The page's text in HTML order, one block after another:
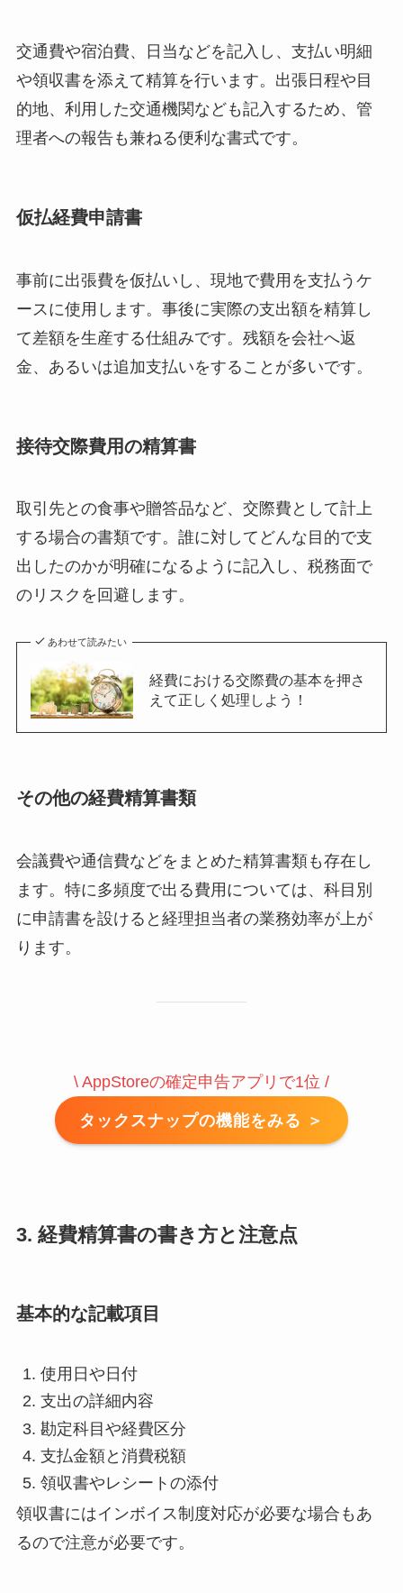
交通費や宿泊費、日当などを記入し、支払い明細
や領収書を添えて精算を行います。出張日程や目
的地、利用した交通機関なども記入するため、管
理者への報告も兼ねる便利な書式です。
仮払経費申請書
事前に出張費を仮払いし、現地で費用を支払うケ
ースに使用します。事後に実際の支出額を精算し
て差額を生産する仕組みです。残額を会社へ返
金、あるいは追加支払いをすることが多いです。
接待交際費用の精算書
取引先との食事や贈答品など、交際費として計上
する場合の書類です。誰に対してどんな目的で支
出したのかが明確になるように記入し、税務面で
のリスクを回避します。
あわせて読みたい
経費における交際費の基本を押さ
えて正しく処理しよう！
その他の経費精算書類
会議費や通信費などをまとめた精算書類も存在し
ます。特に多頻度で出る費用については、科目別
に申請書を設けると経理担当者の業務効率が上が
ります。
\ AppStoreの確定申告アプリで1位 /
タックスナップの機能をみる ＞
3. 経費精算書の書き方と注意点
基本的な記載項目
使用日や日付
支出の詳細内容
勘定科目や経費区分
支払金額と消費税額
領収書やレシートの添付
領収書にはインボイス制度対応が必要な場合もあ
るので注意が必要です。